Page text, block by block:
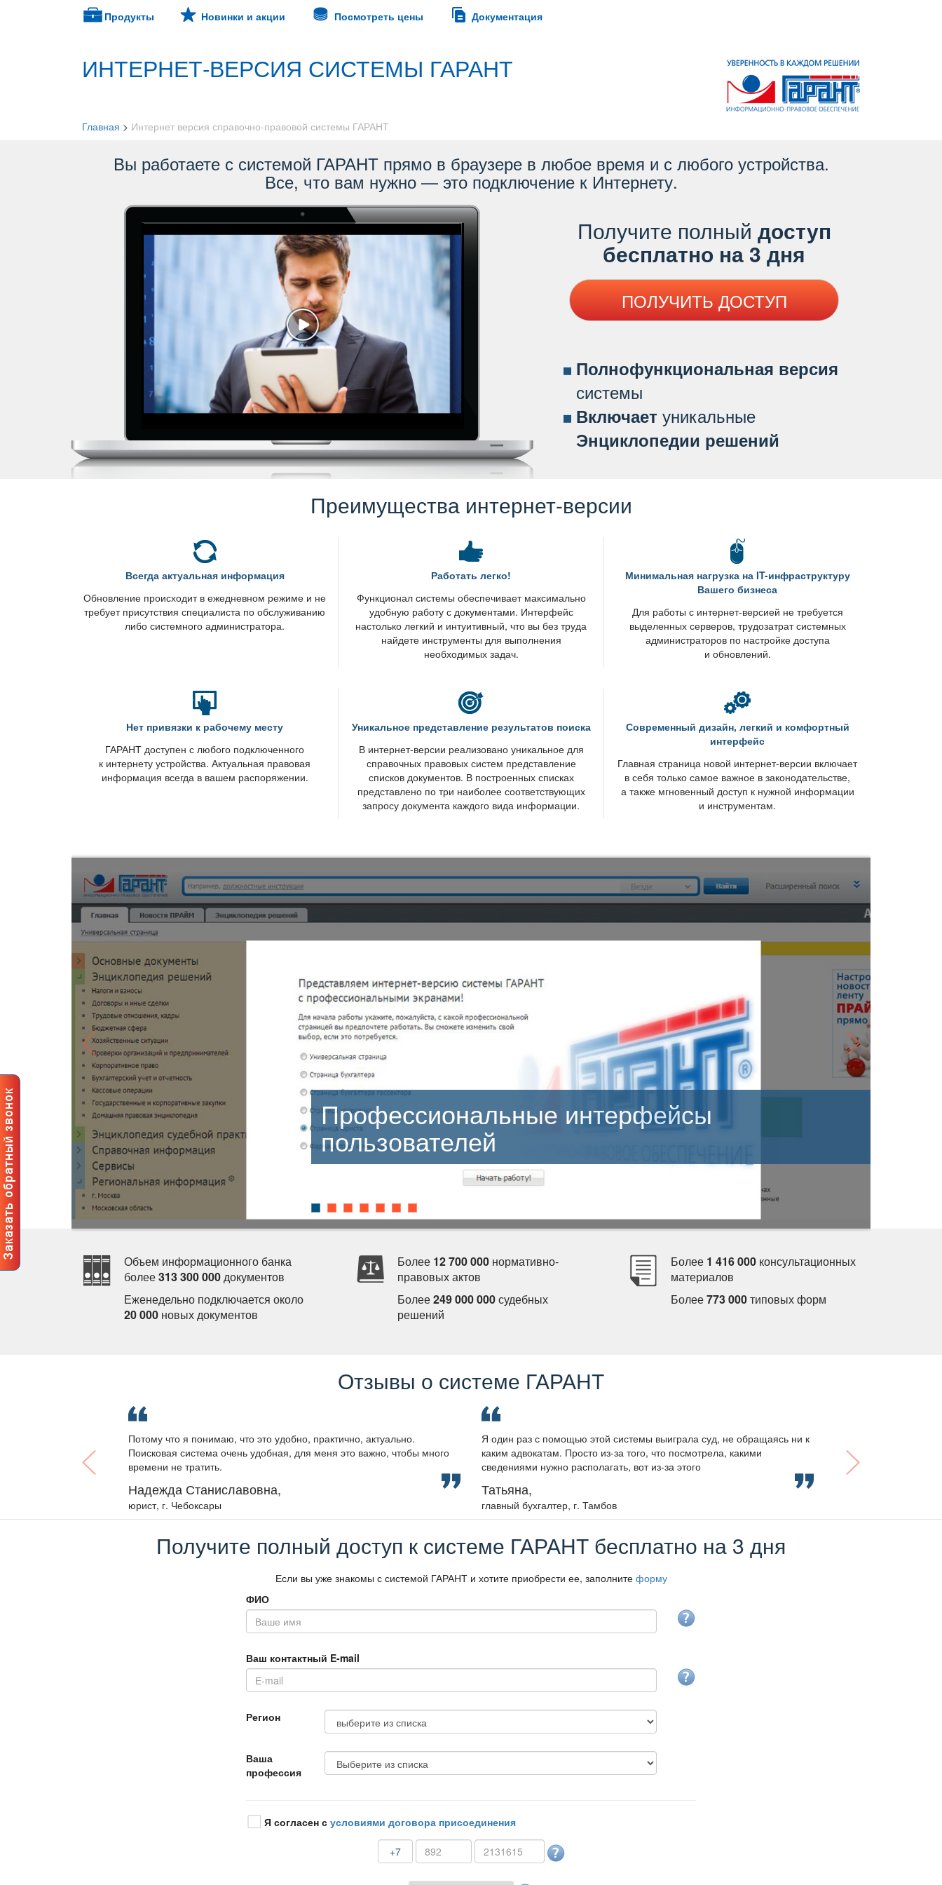
Продукты Новинки и акции Посмотреть цены Документация
ИНТЕРНЕТ-ВЕРСИЯ СИСТЕМЫ ГАРАНТ
Главная > Интернет версия справочно-правовой системы ГАРАНТ
ы работаете с системой ГАРАНТ прямо в браузере в любое время и с любого устройства.
се, что вам нужно — это подключение к Интернету.
Получите полный доступ
есплатно на 3 дня
ПОЛУЧИТЬ ДОСТУП
Полнофункциональная версия
системы
ключает уникальные
Энциклопедии решений
Преимущества интернет-версии
сегда актуальная информация
Обновление происходит в ежедневном режиме и не
требует присутствия специалиста по обслуживанию
либо системного администратора.
Работать легко!
Функционал системы обеспечивает максимально
удобную работу с документами. Интерфейс
настолько легкий и интуитивный, что вы без труда
найдете инструменты для выполнения
необходимых задач.
Минимальная нагрузка на IT-инфраструктуру
ашего бизнеса
Для работы с интернет-версией не требуется
ыделенных серверов, трудозатрат системных
администраторов по настройке доступа
и обновлений.
Нет привязки к рабочему месту
ГАРАНТ доступен с любого подключенного
к интернету устройства. Актуальная правовая
информация всегда в вашем распоряжении.
Уникальное представление результатов поиска
интернет-версии реализовано уникальное для
справочных правовых систем представление
списков документов. В построенных списках
представлено по три наиболее соответствующих
запросу документа каждого вида информации.
Современный дизайн, легкий и комфортный
интерфейс
Главная страница новой интернет-версии включает
себя только самое важное в законодательстве,
а также мгновенный доступ к нужной информации
и инструментам.
Профессиональные интерфейсы
пользователей
Объем информационного банка
олее313 300 000документо
Еженедельно подключается около
20 000 новых документо
Более 12 700 000 нормативно-
правовых акто
Более249 000 000судебных
решений
Более 1 416 000 консультационных
материало
Более773 000типовых форм
Отзывы о системе ГАРАНТ
Потому что я понимаю, что это удобно, практично, актуально.
Поисковая система очень удобная, для меня это важно, чтобы много
ремени не тратить.
Надежда Станиславовна,
юрист, г. Чебоксары
Я один раз с помощью этой системы выиграла суд, не обращаясь ни к
каким адвокатам. Просто из-за того, что посмотрела, какими
сведениями нужно располагать, вот из-за этого
Татьяна,
лавный бухгалтер, г. Тамбо
Получите полный доступ к системе ГАРАНТ бесплатно на 3 дня
Если вы уже знакомы с системой ГАРАНТ и хотите приобрести ее, заполните форму
ФИО
аш контактный E-mail
Регион
аша
профессия
Я согласен с условиями договора присоединения
+7